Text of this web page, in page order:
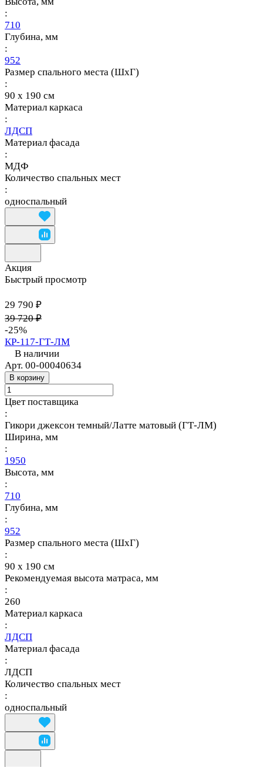
:
710
Глубина, мм
:
952
Размер спального места (ШхГ)
:
90 х 190 см
Материал каркаса
:
ЛДСП
Материал фасада
:
МДФ
Количество спальных мест
:
односпальный
Акция
Быстрый просмотр
29 790 ₽
39 720 ₽
-25%
КР-117-ГТ-ЛМ
В наличии
Арт. 00-00040634
В корзину
Цвет поставщика
:
Гикори джексон темный/Латте матовый (ГТ-ЛМ)
Ширина, мм
:
1950
Высота, мм
:
710
Глубина, мм
:
952
Размер спального места (ШхГ)
:
90 х 190 см
Рекомендуемая высота матраса, мм
:
260
Материал каркаса
:
ЛДСП
Материал фасада
:
ЛДСП
Количество спальных мест
:
односпальный